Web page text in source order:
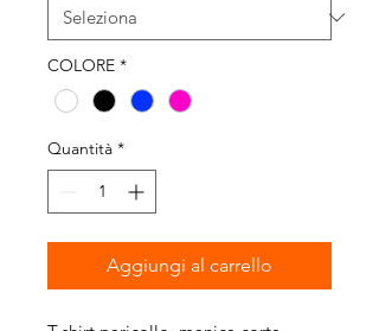
COLORE *
Quantità *
Aggiungi al carrello